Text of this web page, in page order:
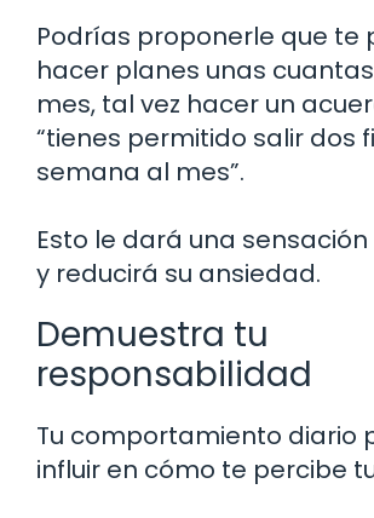
Podrías proponerle que te
hacer planes unas
mes, tal vez hacer un
“tienes permitido salir dos
semana al mes”.
Esto le dará una
y reducirá su ansiedad.
Demuestra tu
responsabilidad
Tu comportamiento diario
influir en cómo te percibe